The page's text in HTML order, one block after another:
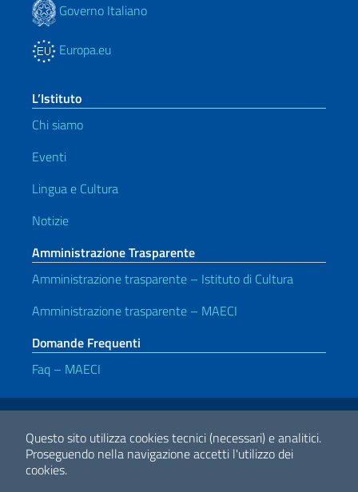
Questo sito utilizza cookies tecnici (necessari) e analitici.
Proseguendo nella navigazione accetti l'utilizzo dei
cookies.
Governo Italiano
Europa.eu
L’Istituto
Chi siamo
Eventi
Lingua e Cultura
Notizie
Amministrazione Trasparente
Amministrazione trasparente – Istituto di Cultura
Amministrazione trasparente – MAECI
Domande Frequenti
Faq – MAECI
Link Utili